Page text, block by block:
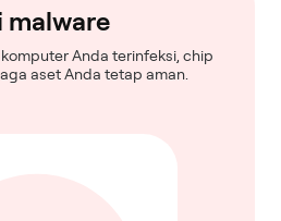
malware
Anda terinfeksi, chip
aset Anda tetap aman.